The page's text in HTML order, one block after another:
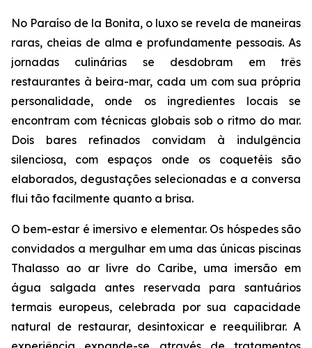
No Paraíso de la Bonita, o luxo se revela de maneiras
raras, cheias de alma e profundamente pessoais. As
jornadas culinárias se desdobram em três
restaurantes à beira-mar, cada um com sua própria
personalidade, onde os ingredientes locais se
encontram com técnicas globais sob o ritmo do mar.
Dois bares refinados convidam à indulgência
silenciosa, com espaços onde os coquetéis são
elaborados, degustações selecionadas e a conversa
flui tão facilmente quanto a brisa.
O bem-estar é imersivo e elementar. Os hóspedes são
convidados a mergulhar em uma das únicas piscinas
Thalasso ao ar livre do Caribe, uma imersão em
água salgada antes reservada para santuários
termais europeus, celebrada por sua capacidade
natural de restaurar, desintoxicar e reequilibrar. A